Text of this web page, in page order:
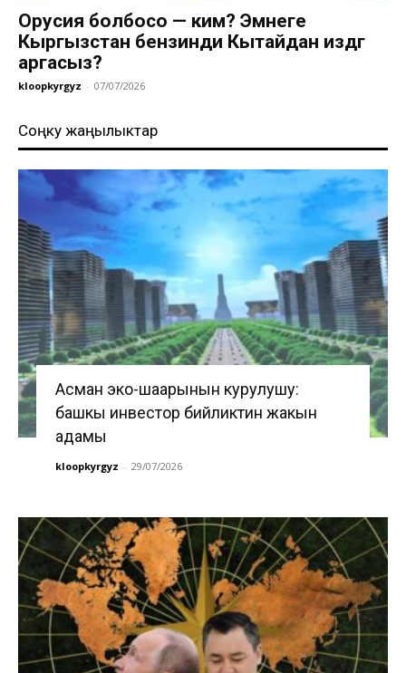
Орусия болбосо — ким? Эмнеге
Кыргызстан бензинди Кытайдан издөөгө
аргасыз?
kloopkyrgyz - 07/07/2026
Соңку жаңылыктар
Асман эко-шаарынын курулушу:
башкы инвестор бийликтин жакын
адамы
kloopkyrgyz - 29/07/2026